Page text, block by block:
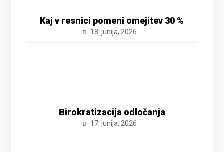
Kaj v resnici pomeni omejitev 30 %
18. junija, 2026
Birokratizacija odločanja
17. junija, 2026